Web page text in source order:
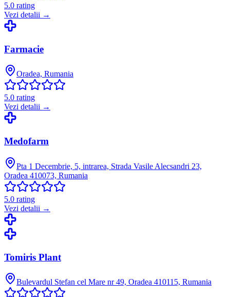
5.0 rating
Vezi detalii →
Farmacie
Oradea, Rumania
5.0 rating
Vezi detalii →
Medofarm
Pta 1 Decembrie, 5, intrarea, Strada Vasile Alecsandri 23,
Oradea 410073, Rumania
5.0 rating
Vezi detalii →
Tomiris Plant
Bulevardul Stefan cel Mare nr 49, Oradea 410115, Rumania